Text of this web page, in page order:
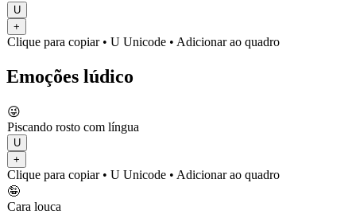
U
+
Clique para copiar• U Unicode • Adicionar ao quadro
Emoções lúdico
😜
Piscando rosto com língua
U
+
Clique para copiar• U Unicode • Adicionar ao quadro
🤪
Cara louca